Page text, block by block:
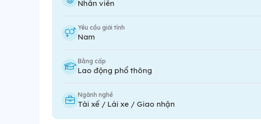
Nhân viên
Yêu cầu giới tính
Nam
Bằng cấp
Lao động phổ thông
Ngành nghề
Tài xế / Lái xe / Giao nhận